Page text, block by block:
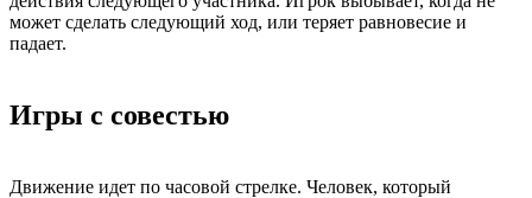
может сделать следующий ход, или теряет равновесие и
падает.
Игры с совестью
Движение идет по часовой стрелке. Человек, который